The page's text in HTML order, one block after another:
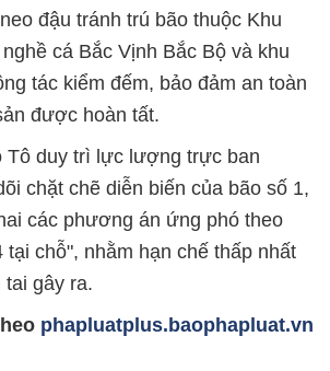
đậu tránh trú bão thuộc Khu
cá Bắc Vịnh Bắc Bộ và khu
tác kiểm đếm, bảo đảm an toàn
được hoàn tất.
Tô duy trì lực lượng trực ban
chặt chẽ diễn biến của bão số 1,
các phương án ứng phó theo
chỗ", nhằm hạn chế thấp nhất
tai gây ra.
phapluatplus.baophapluat.vn